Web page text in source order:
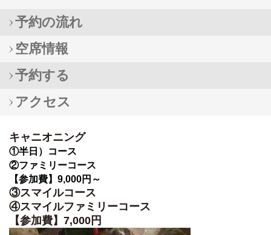
予約の流れ
空席情報
予約する
アクセス
キャニオニング
①半日）コース
②ファミリーコース
【参加費】9,000円～
③スマイルコース
④スマイルファミリーコース
【参加費】7,000円